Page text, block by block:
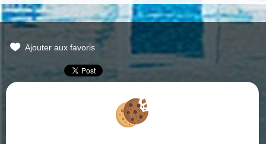
Ajouter aux favoris
Politique de protection des données
Accès Propriétaire